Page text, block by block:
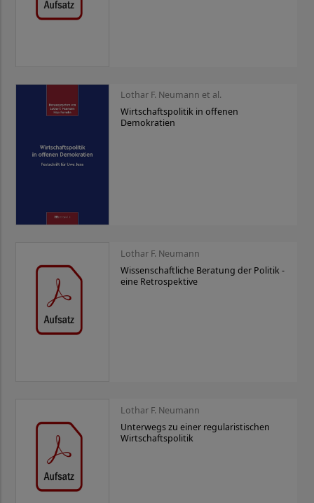
Lothar F. Neumann et al.
Wirtschaftspolitik in offenen
Demokratien
Lothar F. Neumann
Wissenschaftliche Beratung der Politik -
eine Retrospektive
Lothar F. Neumann
Unterwegs zu einer regularistischen
Wirtschaftspolitik